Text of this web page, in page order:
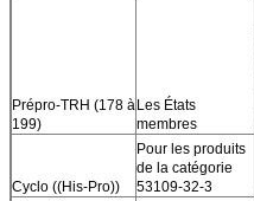
Prépro-TRH (178 à
199)
Les États
membres
Cyclo ((His-Pro))
Pour les produits
de la catégorie
53109-32-3